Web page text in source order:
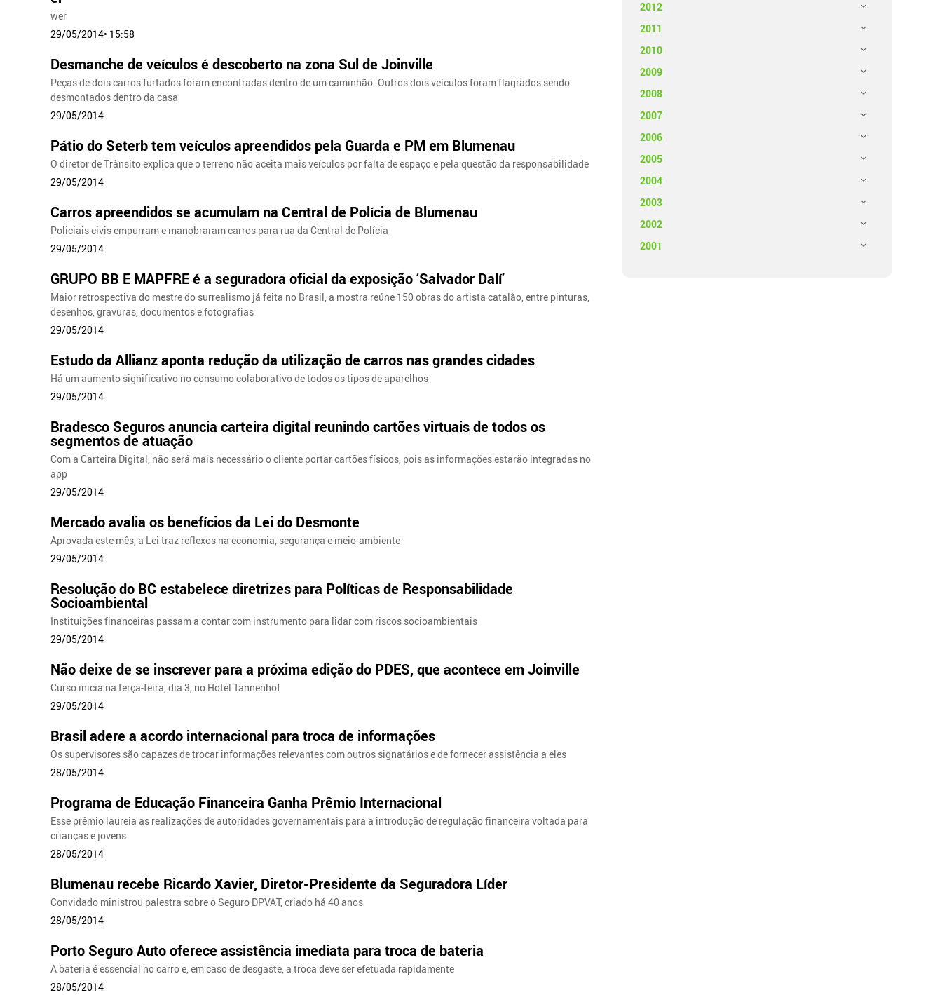
wer
29/05/2014• 15:58
Desmanche de veículos é descoberto na zona Sul de Joinville
Peças de dois carros furtados foram encontradas dentro de um caminhão. Outros dois veículos foram flagrados sendo
desmontados dentro da casa
29/05/2014
Pátio do Seterb tem veículos apreendidos pela Guarda e PM em Blumenau
O diretor de Trânsito explica que o terreno não aceita mais veículos por falta de espaço e pela questão da responsabilidade
29/05/2014
Carros apreendidos se acumulam na Central de Polícia de Blumenau
Policiais civis empurram e manobraram carros para rua da Central de Polícia
29/05/2014
GRUPO BB E MAPFRE é a seguradora oficial da exposição ‘Salvador Dalí’
Maior retrospectiva do mestre do surrealismo já feita no Brasil, a mostra reúne 150 obras do artista catalão, entre pinturas,
desenhos, gravuras, documentos e fotografias
29/05/2014
Estudo da Allianz aponta redução da utilização de carros nas grandes cidades
Há um aumento significativo no consumo colaborativo de todos os tipos de aparelhos
29/05/2014
Bradesco Seguros anuncia carteira digital reunindo cartões virtuais de todos os
segmentos de atuação
Com a Carteira Digital, não será mais necessário o cliente portar cartões físicos, pois as informações estarão integradas no
app
29/05/2014
Mercado avalia os benefícios da Lei do Desmonte
Aprovada este mês, a Lei traz reflexos na economia, segurança e meio-ambiente
29/05/2014
Resolução do BC estabelece diretrizes para Políticas de Responsabilidade
Socioambiental
Instituições financeiras passam a contar com instrumento para lidar com riscos socioambientais
29/05/2014
Não deixe de se inscrever para a próxima edição do PDES, que acontece em Joinville
Curso inicia na terça-feira, dia 3, no Hotel Tannenhof
29/05/2014
Brasil adere a acordo internacional para troca de informações
Os supervisores são capazes de trocar informações relevantes com outros signatários e de fornecer assistência a eles
28/05/2014
Programa de Educação Financeira Ganha Prêmio Internacional
Esse prêmio laureia as realizações de autoridades governamentais para a introdução de regulação financeira voltada para
crianças e jovens
28/05/2014
Blumenau recebe Ricardo Xavier, Diretor-Presidente da Seguradora Líder
Convidado ministrou palestra sobre o Seguro DPVAT, criado há 40 anos
28/05/2014
Porto Seguro Auto oferece assistência imediata para troca de bateria
A bateria é essencial no carro e, em caso de desgaste, a troca deve ser efetuada rapidamente
28/05/2014
2012
2011
2010
2009
2008
2007
2006
2005
2004
2003
2002
2001